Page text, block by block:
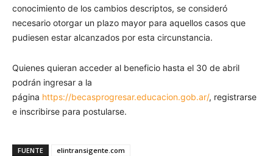
conocimiento de los cambios descriptos, se consideró
necesario otorgar un plazo mayor para aquellos casos que
pudiesen estar alcanzados por esta circunstancia.
Quienes quieran acceder al beneficio hasta el 30 de abril
podrán ingresar a la
página https://becasprogresar.educacion.gob.ar/, registrarse
e inscribirse para postularse.
FUENTE
elintransigente.com